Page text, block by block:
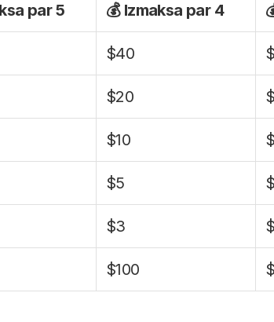
par 5 💰 Izmaksa par 4
$40
$20
$10
$5
$3
$100